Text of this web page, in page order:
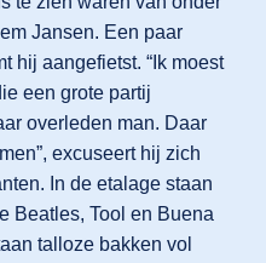
Jansen. Een paar
hij aangefietst. “Ik moest
een grote partij
overleden man. Daar
excuseert hij zich
In de etalage staan
Beatles, Tool en Buena
talloze bakken vol